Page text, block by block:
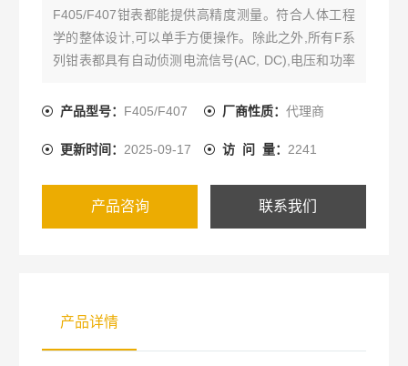
F405/F407钳表都能提供高精度测量。符合人体工程
学的整体设计,可以单手方便操作。除此之外,所有F系
列钳表都具有自动侦测电流信号(AC, DC),电压和功率
产品型号： F405/F407 厂商性质： 代理商
更新时间： 2025-09-17 访 问 量： 2241
产品咨询 联系我们
产品详情